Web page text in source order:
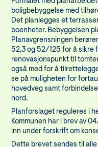
Formålet med
boligbebyggelse med
Det planlegges et
boenheter. Bebyggelsen
Planavgrensningen
52,3 og 52/125 for å sikre
renovasjonspunkt til
også med for å
se på muligheten for
hovedveg samt
nord.
Planforslaget reguleres i
Kommunen har i brev av
inn under forskrift om
Dette brevet sendes til